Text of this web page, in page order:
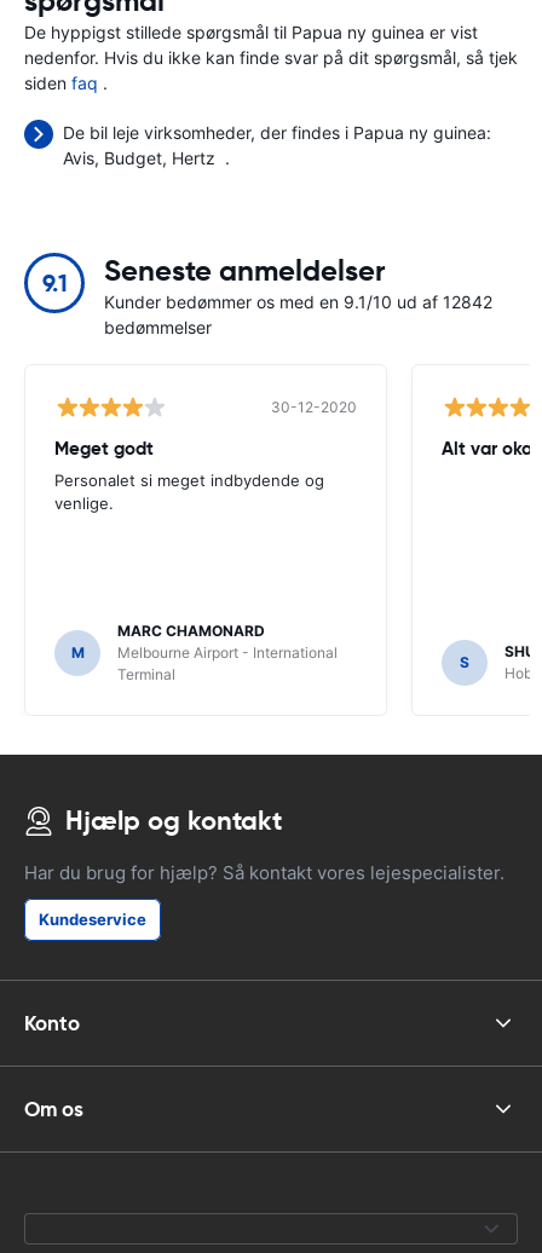
De hyppigst stillede spørgsmål til Papua ny guinea er vist
nedenfor. Hvis du ikke kan finde svar på dit spørgsmål, så tjek
siden faq .
De bil leje virksomheder, der findes i Papua ny guinea:
Avis Budget Hertz .
9.1 Seneste anmeldelser
Kunder bedømmer os med en 9.1/10 ud af 12842
bedømmelser
30-12-2020
Meget godt
Personalet si meget indbydende og
venlige.
M
MARC CHAMONARD
Melbourne Airport - International
Terminal
Alt var okay
S
Hjælp og kontakt
Har du brug for hjælp? Så kontakt vores lejespecialister.
Kundeservice
Konto
Om os